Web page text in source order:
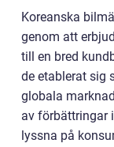
Koreanska
genom att
till en bred
de etablerat sig
globala
av förbättringar
lyssna på